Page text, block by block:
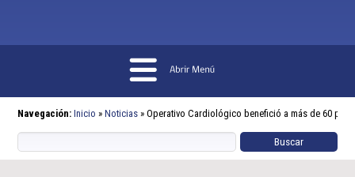
Navegación: Inicio » Noticias » Operativo Cardiológico benefició a más de 60